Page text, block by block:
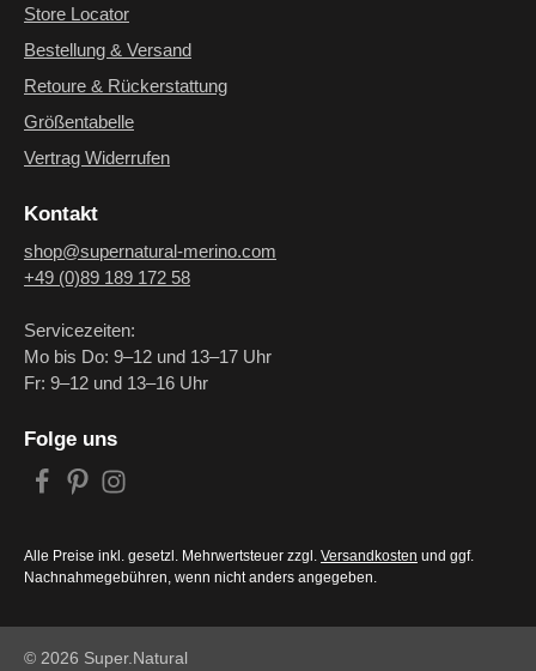
Folge uns
Alle Preise inkl. gesetzl. Mehrwertsteuer zzgl. Versandkosten und ggf.
Nachnahmegebühren, wenn nicht anders angegeben.
Store Locator
Bestellung & Versand
Retoure & Rückerstattung
Größentabelle
Vertrag Widerrufen
Kontakt
shop@supernatural-merino.com
+49 (0)89 189 172 58
Servicezeiten:
Mo bis Do: 9–12 und 13–17 Uhr
Fr: 9–12 und 13–16 Uhr
© 2026 Super.Natural